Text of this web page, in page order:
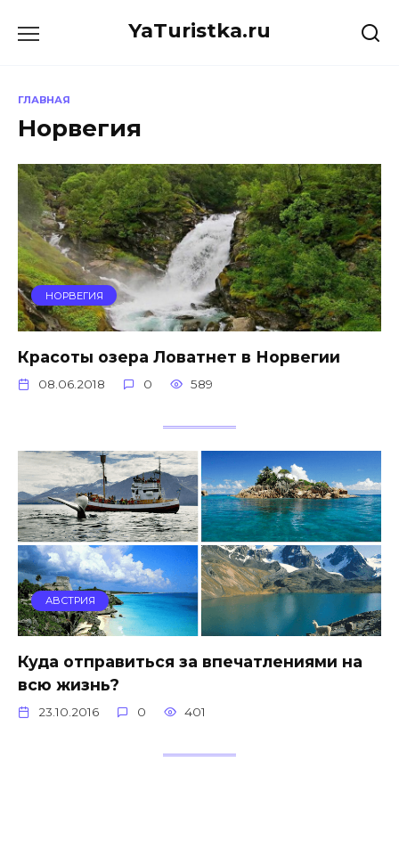
YaTuristka.ru
ГЛАВНАЯ
Норвегия
НОРВЕГИЯ
Красоты озера Ловатнет в Норвегии
08.06.2018 0 589
АВСТРИЯ
Куда отправиться за впечатлениями на
всю жизнь?
23.10.2016 0 401